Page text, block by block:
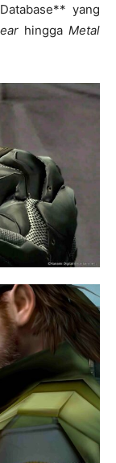
yang
hingga Metal